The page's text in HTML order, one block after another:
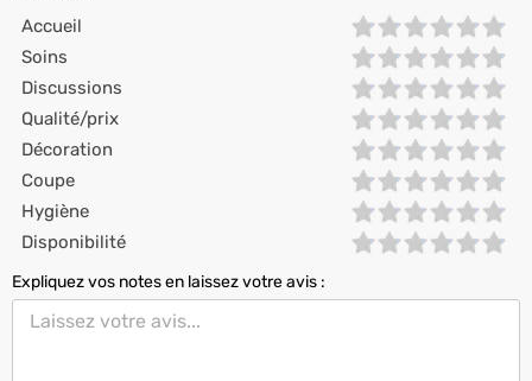
Accueil
Soins
Discussions
Qualité/prix
Décoration
Coupe
Hygiène
Disponibilité
Expliquez vos notes en laissez votre avis :